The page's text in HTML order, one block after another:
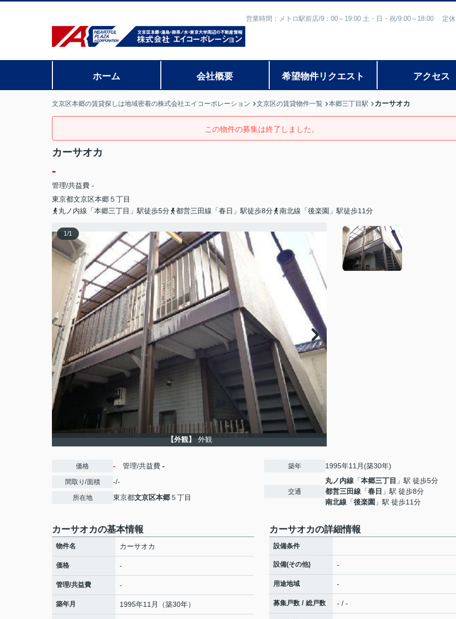
営業時間：メトロ駅前店/9：00～19:00 土・日・祝/9:00～18:00 定
ホーム 会社概要 希望物件リクエスト アクセス
文京区本郷の賃貸探しは地域密着の株式会社エイコーポレーション 文京区の賃貸物件一覧 本郷三丁目駅 カーサオカ
この物件の募集は終了しました。
カーサオカ
-
管理/共益費 -
東京都文京区本郷５丁目
丸ノ内線「本郷三丁目」駅徒歩5分
都営三田線「春日」駅徒歩8分 南北線「後楽園」駅徒歩11分
1/1
【外観】 外観
価格 - 管理/共益費 -
間取り/面積 -/-
所在地 東京都文京区本郷５丁目
築年 1995年11月(築30年)
交通
丸ノ内線 「本郷三丁目 」駅 徒歩5分
都営三田線 「春日 」駅 徒歩8分
南北線 「後楽園 」駅 徒歩11分
カーサオカの基本情報
物件名 カーサオカ
価格 -
管理/共益費 -
築年月 1995年11月（築30年）
カーサオカの詳細情報
設備条件
設備(その他) -
用途地域 -
募集戸数 / 総戸数 - / -